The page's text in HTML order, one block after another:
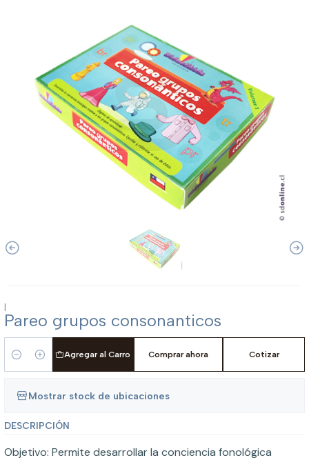
|
Pareo grupos consonanticos
Cantidad
Agregar al Carro Comprar ahora Cotizar
Mostrar stock de ubicaciones
DESCRIPCIÓN
Objetivo: Permite desarrollar la conciencia fonológica